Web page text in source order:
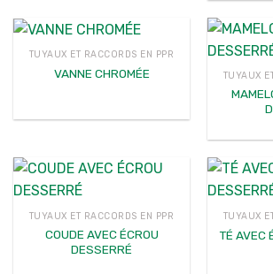
TUYAUX ET RACCORDS EN PPR
VANNE CHROMÉE TUYAUX
TUYAUX ET RACCORDS EN PPR
COUDE AVEC ÉCROU
DESSERRÉ
TUYAUX
TÉ AVEC